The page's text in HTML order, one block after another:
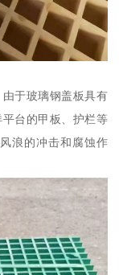
于玻璃钢盖板具有
台的甲板、护栏等
浪的冲击和腐蚀作